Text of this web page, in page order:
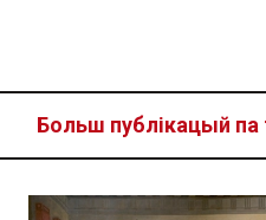
Больш публікацый па